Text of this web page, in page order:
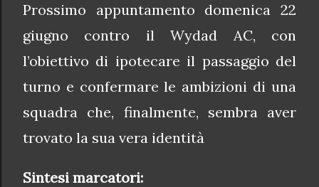
Prossimo appuntamento domenica 22
giugno contro il Wydad AC, con
l’obiettivo di ipotecare il passaggio del
turno e confermare le ambizioni di una
squadra che, finalmente, sembra aver
trovato la sua vera identità
Sintesi marcatori: